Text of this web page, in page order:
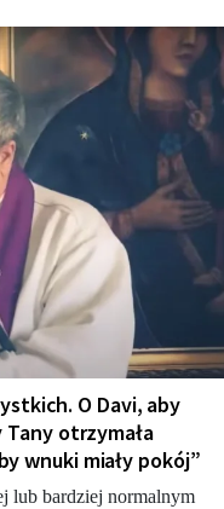
O Davi, aby
Tany otrzymała
wnuki miały pokój”
lub bardziej normalnym